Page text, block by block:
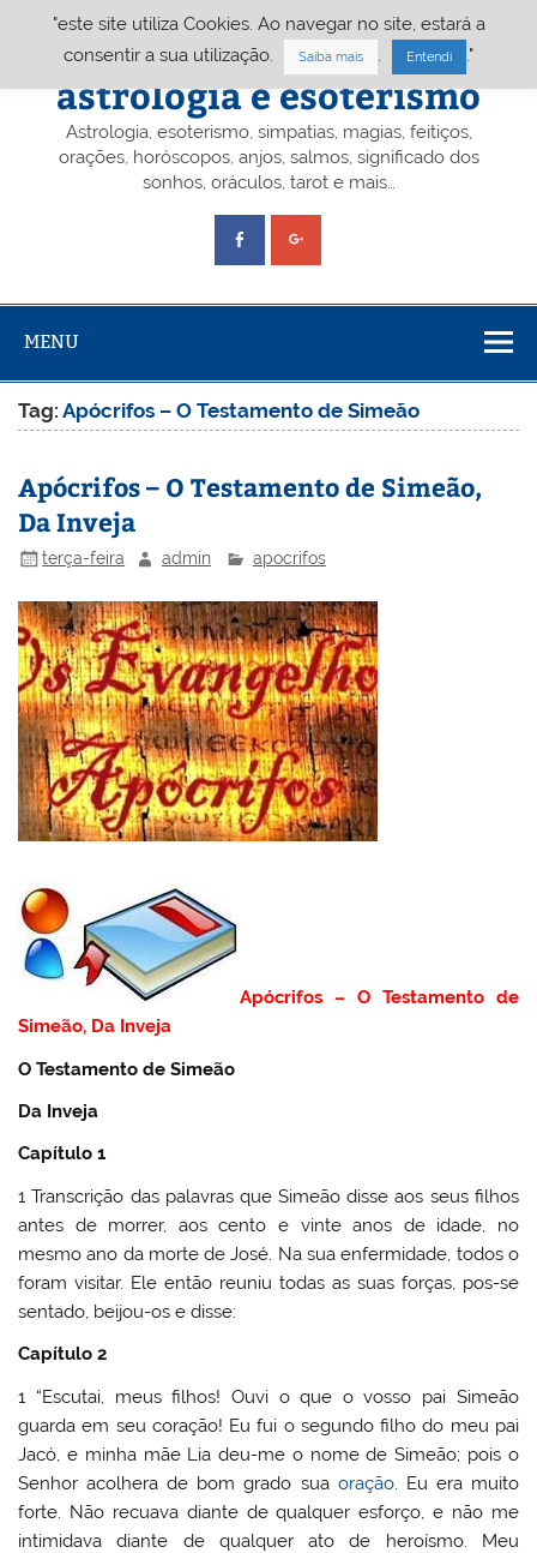
Portal A&E – Portal
astrologia e esoterismo
Astrologia, esoterismo, simpatias, magias, feitiços,
orações, horóscopos, anjos, salmos, significado dos
sonhos, oráculos, tarot e mais…
MENU
Tag:Apócrifos – O Testamento de Simeão
Apócrifos – O Testamento de Simeão,
Da Inveja
terça-feira admin apocrifos
Apócrifos – O Testamento de
Simeão, Da Inveja
O Testamento de Simeão
Da Inveja
Capítulo 1
1 Transcrição das palavras que Simeão disse aos seus filhos
antes de morrer, aos cento e vinte anos de idade, no
mesmo ano da morte de José. Na sua enfermidade, todos o
foram visitar. Ele então reuniu todas as suas forças, pos-se
sentado, beijou-os e disse:
Capítulo 2
1 “Escutai, meus filhos! Ouvi o que o vosso pai Simeão
guarda em seu coração! Eu fui o segundo filho do meu pai
Jacó, e minha mãe Lia deu-me o nome de Simeão; pois o
Senhor acolhera de bom grado sua oração. Eu era muito
forte. Não recuava diante de qualquer esforço, e não me
intimidava diante de qualquer ato de heroísmo. Meu
"este site utiliza Cookies. Ao navegar no site, estará a
consentir a sua utilização.
Saiba mais Entendi ."